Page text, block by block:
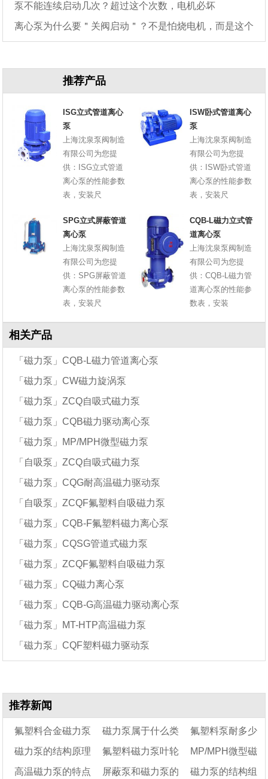
泵不能连续启动几次？超过这个次数，电机必坏
离心泵为什么要＂关阀启动＂？不是怕烧电机，而是这个
推荐产品
ISG立式管道离心
泵
上海沈泉泵阀制造
有限公司为您提
供：ISG立式管道
离心泵的性能参数
表，安装尺
ISW卧式管道离心
泵
上海沈泉泵阀制造
有限公司为您提
供：ISW卧式管道
离心泵的性能参数
表，安装尺
SPG立式屏蔽管道
离心泵
上海沈泉泵阀制造
有限公司为您提
供：SPG屏蔽管道
离心泵的性能参数
表，安装尺
CQB-L磁力立式管
道离心泵
上海沈泉泵阀制造
有限公司为您提
供：CQB-L磁力管
道离心泵的性能参
数表，安装
相关产品
「磁力泵」CQB-L磁力管道离心泵
「磁力泵」CW磁力旋涡泵
「磁力泵」ZCQ自吸式磁力泵
「磁力泵」CQB磁力驱动离心泵
「磁力泵」MP/MPH微型磁力泵
「自吸泵」ZCQ自吸式磁力泵
「磁力泵」CQG耐高温磁力驱动泵
「自吸泵」ZCQF氟塑料自吸磁力泵
「磁力泵」CQB-F氟塑料磁力离心泵
「磁力泵」CQSG管道式磁力泵
「磁力泵」ZCQF氟塑料自吸磁力泵
「磁力泵」CQ磁力离心泵
「磁力泵」CQB-G高温磁力驱动离心泵
「磁力泵」MT-HTP高温磁力泵
「磁力泵」CQF塑料磁力驱动泵
推荐新闻
氟塑料合金磁力泵
用途有哪些
磁力泵属于什么类
型的泵
氟塑料泵耐多少
温度
磁力泵的结构原理
与应用领域
氟塑料磁力泵叶轮
怎么拆
MP/MPH微型磁
力泵规格型号(性能
高温磁力泵的特点 屏蔽泵和磁力泵的 磁力泵的结构组